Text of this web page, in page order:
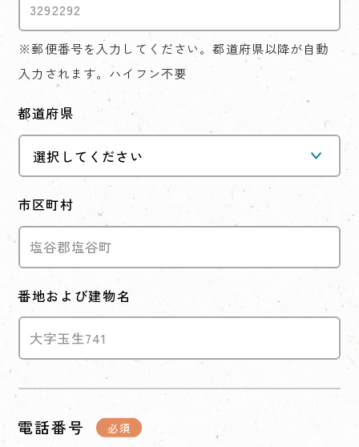
※郵便番号を入力してください。都道府県以降が自動
入力されます。ハイフン不要
都道府県
市区町村
番地および建物名
電話番号